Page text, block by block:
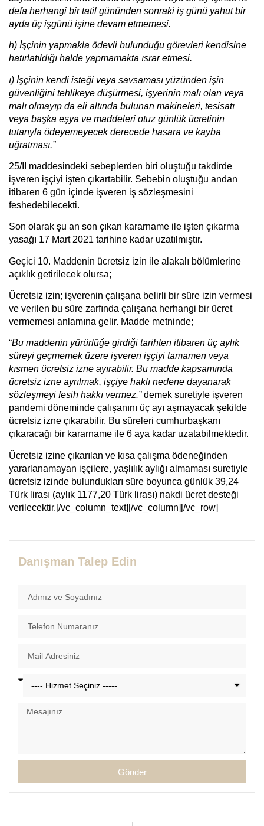
defa herhangi bir tatil gününden sonraki iş günü yahut bir
ayda üç işgünü işine devam etmemesi.
h) İşçinin yapmakla ödevli bulunduğu görevleri kendisine
hatırlatıldığı halde yapmamakta ısrar etmesi.
ı) İşçinin kendi isteği veya savsaması yüzünden işin
güvenliğini tehlikeye düşürmesi, işyerinin malı olan veya
malı olmayıp da eli altında bulunan makineleri, tesisatı
veya başka eşya ve maddeleri otuz günlük ücretinin
tutarıyla ödeyemeyecek derecede hasara ve kayba
uğratması.”
25/II maddesindeki sebeplerden biri oluştuğu takdirde
işveren işçiyi işten çıkartabilir. Sebebin oluştuğu andan
itibaren 6 gün içinde işveren iş sözleşmesini
feshedebilecekti.
Son olarak şu an son çıkan kararname ile işten çıkarma
yasağı 17 Mart 2021 tarihine kadar uzatılmıştır.
Geçici 10. Maddenin ücretsiz izin ile alakalı bölümlerine
açıklık getirilecek olursa;
Ücretsiz izin; işverenin çalışana belirli bir süre izin vermesi
ve verilen bu süre zarfında çalışana herhangi bir ücret
vermemesi anlamına gelir. Madde metninde;
“Bu maddenin yürürlüğe girdiği tarihten itibaren üç aylık
süreyi geçmemek üzere işveren işçiyi tamamen veya
kısmen ücretsiz izne ayırabilir. Bu madde kapsamında
ücretsiz izne ayrılmak, işçiye haklı nedene dayanarak
sözleşmeyi fesih hakkı vermez.”demek suretiyle işveren
pandemi döneminde çalışanını üç ayı aşmayacak şekilde
ücretsiz izne çıkarabilir. Bu süreleri cumhurbaşkanı
çıkaracağı bir kararname ile 6 aya kadar uzatabilmektedir.
Ücretsiz izine çıkarılan ve kısa çalışma ödeneğinden
yararlanamayan işçilere, yaşlılık aylığı almaması suretiyle
ücretsiz izinde bulundukları süre boyunca günlük 39,24
Türk lirası (aylık 1177,20 Türk lirası) nakdi ücret desteği
verilecektir.[/vc_column_text][/vc_column][/vc_row]
Danışman Talep Edin
Gönder